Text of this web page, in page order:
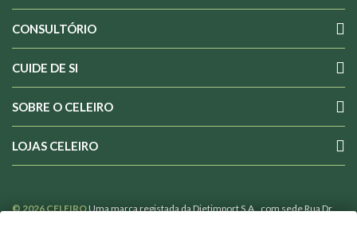
CONSULTÓRIO
CUIDE DE SI
SOBRE O CELEIRO
LOJAS CELEIRO
© 2026 CELEIROUma marca registada da Dietimport S.A., com sede Rua Dr.